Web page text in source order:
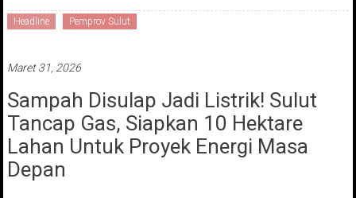
Headline Pemprov Sulut
Maret 31, 2026
Sampah Disulap Jadi Listrik! Sulut
Tancap Gas, Siapkan 10 Hektare
Lahan Untuk Proyek Energi Masa
Depan